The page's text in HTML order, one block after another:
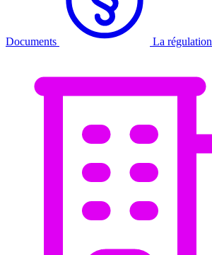
Documents La régulation